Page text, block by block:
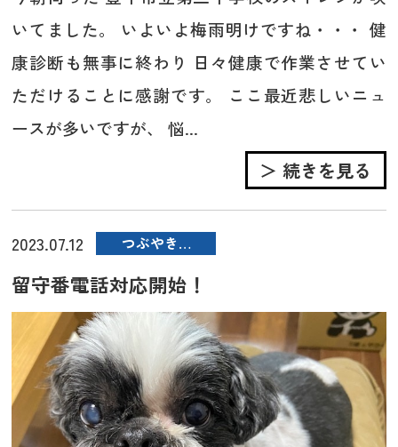
いてました。 いよいよ梅雨明けですね・・・ 健
康診断も無事に終わり 日々健康で作業させてい
ただけることに感謝です。 ここ最近悲しいニュ
ースが多いですが、 悩...
＞ 続きを見る
2023.07.12 つぶやき…
留守番電話対応開始！